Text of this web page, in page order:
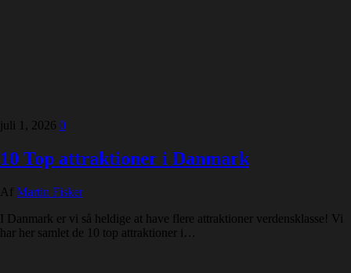
juli 1, 2026 0
10 Top attraktioner i Danmark
Af Martin Fisker
I Danmark er vi så heldige at have flere attraktioner verdensklasse! Vi
har her samlet de 10 top attraktioner i…